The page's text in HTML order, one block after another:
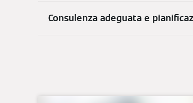
Consulenza adeguata e